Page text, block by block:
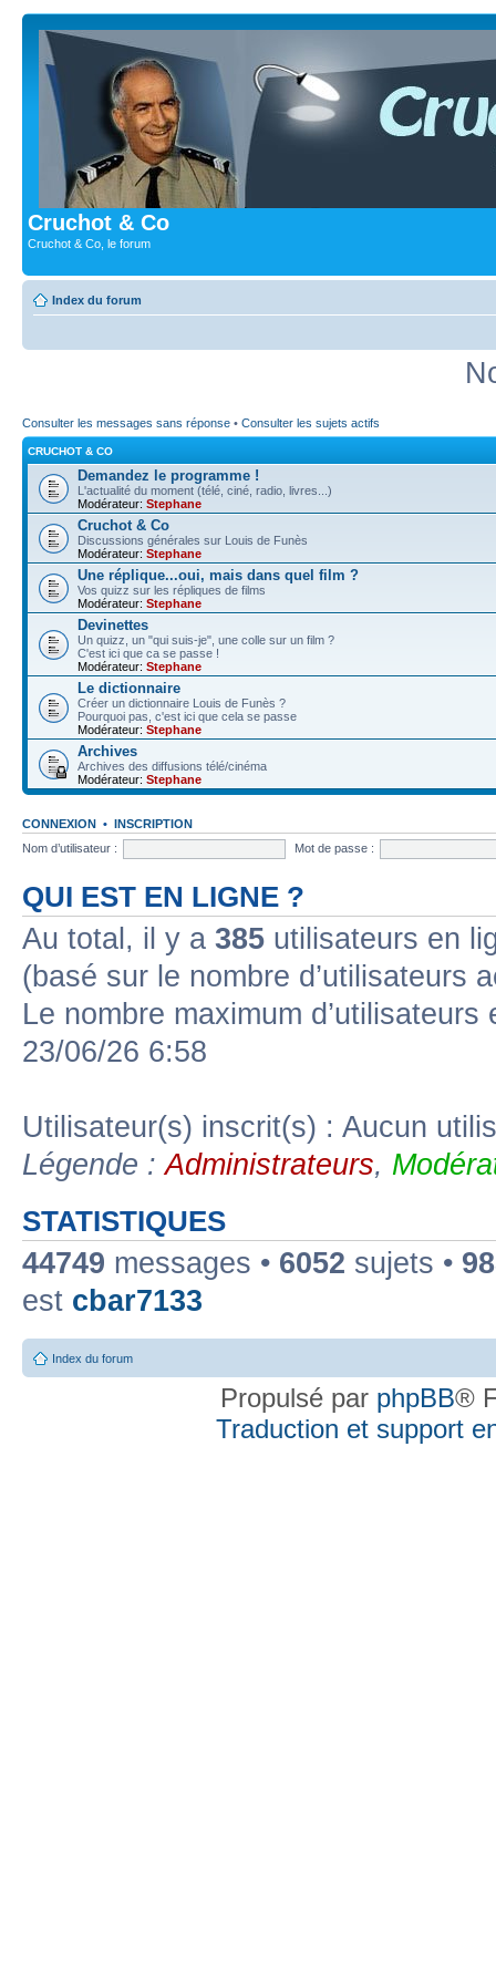
Cruchot & Co
Cruchot & Co, le forum
Index du forum
Consulter les messages sans réponse • Consulter les sujets actifs
CRUCHOT & CO
Demandez le programme !
L'actualité du moment (télé, ciné, radio, livres...)
Modérateur: Stephane
Cruchot & Co
Discussions générales sur Louis de Funès
Modérateur: Stephane
Une réplique...oui, mais dans quel film ?
Vos quizz sur les répliques de films
Modérateur: Stephane
Devinettes
Un quizz, un "qui suis-je", une colle sur un film ?
C'est ici que ca se passe !
Modérateur: Stephane
Le dictionnaire
Créer un dictionnaire Louis de Funès ?
Pourquoi pas, c'est ici que cela se passe
Modérateur: Stephane
Archives
Archives des diffusions télé/cinéma
Modérateur: Stephane
CONNEXION • INSCRIPTION
Nom d’utilisateur :
Mot de passe :
QUI EST EN LIGNE ?
Au total, il y a 385 utilisateurs en
(basé sur le nombre d’utilisateurs
Le nombre maximum
23/06/26 6:58
Utilisateur(s) inscrit(s) : Aucun
Légende :Administrateurs,
STATISTIQUES
44749 messages • 6052 sujets •
est cbar7133
Index du forum
Propulsé par phpBB®
Traduction et support